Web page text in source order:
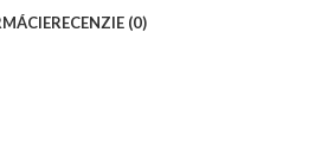
RECENZIE (0)